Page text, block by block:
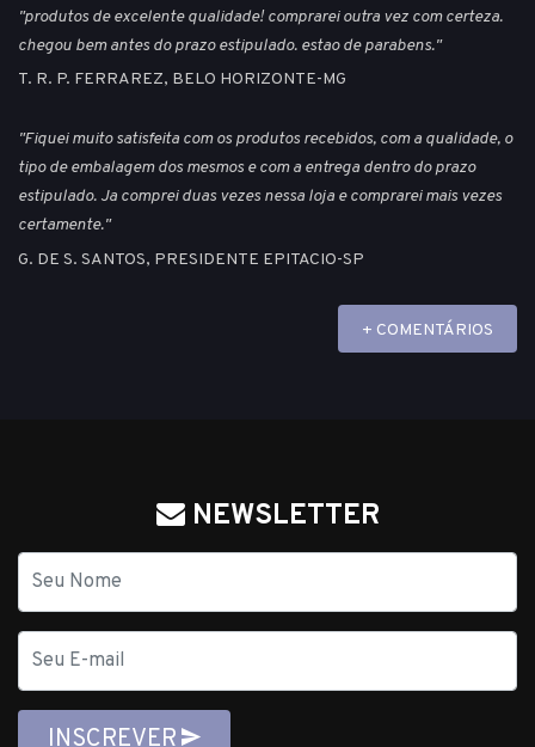
"produtos de excelente qualidade! comprarei outra vez com certeza.
chegou bem antes do prazo estipulado. estao de parabens."
T. R. P. FERRAREZ, BELO HORIZONTE-MG
"Fiquei muito satisfeita com os produtos recebidos, com a qualidade, o
tipo de embalagem dos mesmos e com a entrega dentro do prazo
estipulado. Ja comprei duas vezes nessa loja e comprarei mais vezes
certamente."
G. DE S. SANTOS, PRESIDENTE EPITACIO-SP
+ COMENTÁRIOS
NEWSLETTER
mail
INSCREVER